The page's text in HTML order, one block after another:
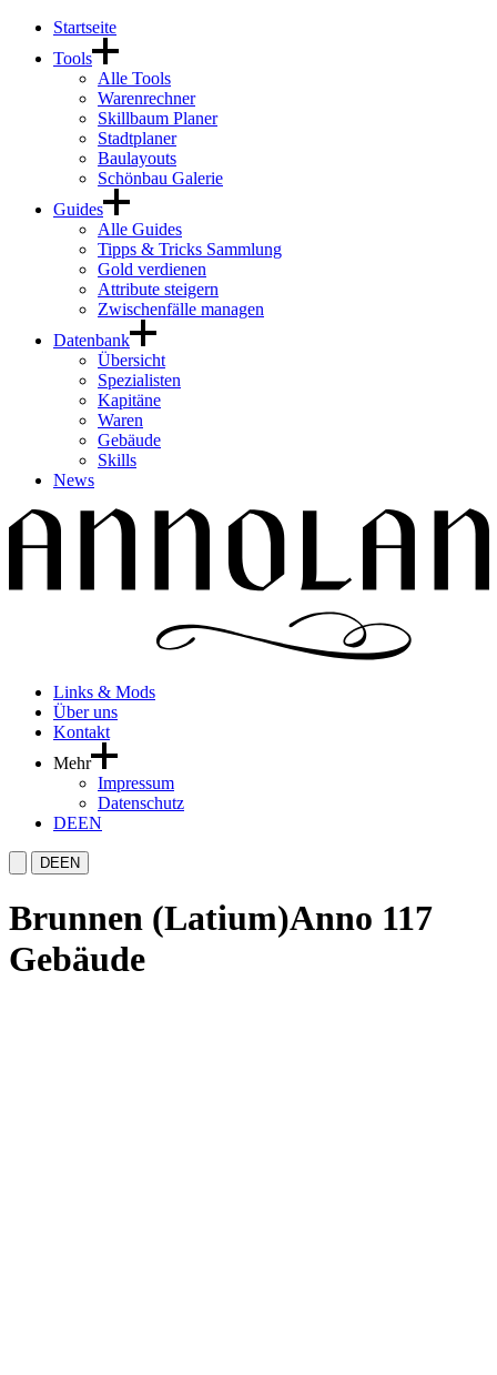
Startseite
Tools
Alle Tools
Warenrechner
Skillbaum Planer
Stadtplaner
Baulayouts
Schönbau Galerie
Guides
Alle Guides
Tipps & Tricks Sammlung
Gold verdienen
Attribute steigern
Zwischenfälle managen
Datenbank
Übersicht
Spezialisten
Kapitäne
Waren
Gebäude
Skills
News
Links & Mods
Über uns
Kontakt
Mehr
Impressum
Datenschutz
DEEN
DEEN
Brunnen (Latium)Anno 117
Gebäude